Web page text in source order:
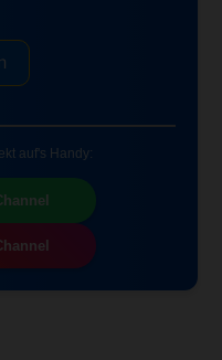
auf's Handy: